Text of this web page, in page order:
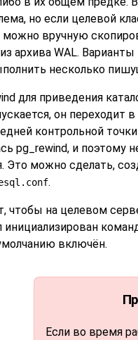
но если целевой
вручную
архива WAL. Варианты
несколько
для приведения
он переходит
контрольной
pg_rewind, и поэтому
Это можно сделать,
.
чтобы на целевом
включён.
Если во время